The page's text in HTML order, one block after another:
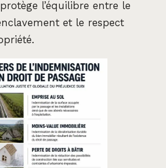
l’équilibre entre le
et le respect